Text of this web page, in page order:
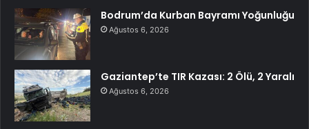
Bodrum’da Kurban Bayramı Yoğunluğu
Ağustos 6, 2026
Gaziantep’te TIR Kazası: 2 Ölü, 2 Yaralı
Ağustos 6, 2026